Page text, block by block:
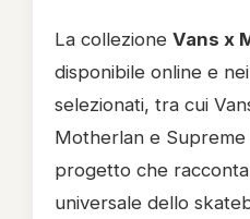
La collezione Vans x
disponibile online e
selezionati, tra cui
Motherlan e Supreme
progetto che
universale dello